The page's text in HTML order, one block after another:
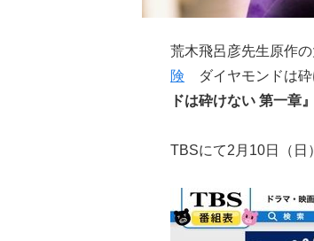
荒木飛呂彦先生原作
険 ダイヤモンドは砕
ドは砕けない 第一章』
TBSにて2月10日（日